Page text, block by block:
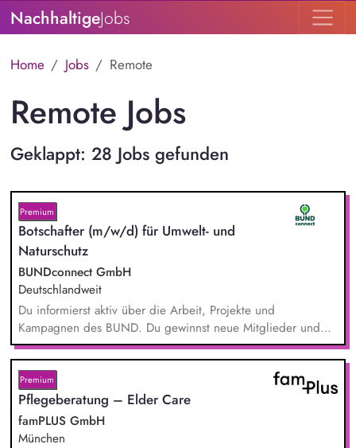
NachhaltigeJobs
Home Jobs Remote
Remote Jobs
Geklappt: 28 Jobs gefunden
Premium
Botschafter (m/w/d) für Umwelt- und
Naturschutz
BUNDconnect GmbH
Deutschlandweit
Du informierst aktiv über die Arbeit, Projekte und
Kampagnen des BUND. Du gewinnst neue Mitglieder und
stärkst damit langfristig den Umwelt- und Naturschutz. Du
beantwortest Fragen zu Umwelt-, Arten- und Klimaschutz nach
bestem Wissen und Gewissen. Du unterstützt Kampagnen
und Aktionen, beispielsweise durch das Sammeln von
Unterschriften für Petitionen.
Premium
Pflegeberatung – Elder Care
famPLUS GmbH
München